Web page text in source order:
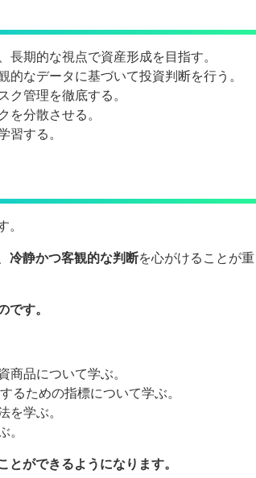
長期的な視点で資産形成を目指す。
的なデータに基づいて投資判断を行う。
ク管理を徹底する。
を分散させる。
習する。
。
冷静かつ客観的な判断を心がけることが重
です。
商品について学ぶ。
るための指標について学ぶ。
を学ぶ。
。
ができるようになります。